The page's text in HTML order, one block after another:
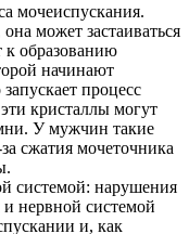
мочеиспускания.
может застаиваться
образованию
начинают
процесс
кристаллы могут
У мужчин такие
сжатия мочеточника
системой: нарушения
нервной системой
и, как